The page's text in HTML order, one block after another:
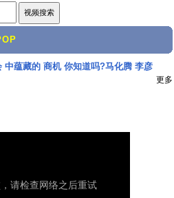
中蕴藏的 商机 你知道吗?马化腾 李彦
更多